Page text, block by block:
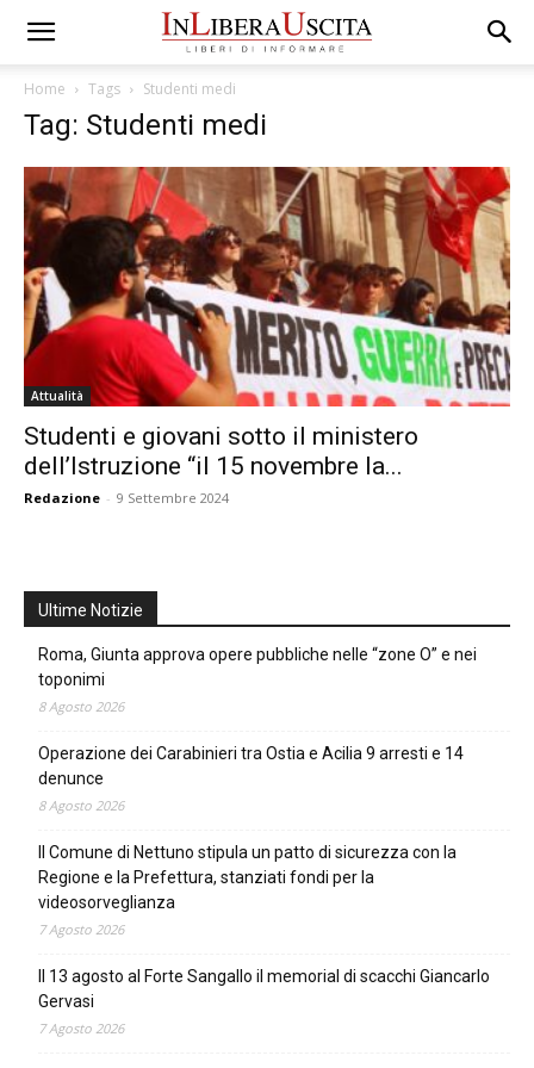
Home Tags Studenti medi
Tag: Studenti medi
Attualità
Studenti e giovani sotto il ministero
dell’Istruzione “il 15 novembre la...
Redazione - 9 Settembre 2024
Ultime Notizie
Roma, Giunta approva opere pubbliche nelle “zone O” e nei
toponimi
8 Agosto 2026
Operazione dei Carabinieri tra Ostia e Acilia 9 arresti e 14
denunce
8 Agosto 2026
Il Comune di Nettuno stipula un patto di sicurezza con la
Regione e la Prefettura, stanziati fondi per la
videosorveglianza
7 Agosto 2026
Il 13 agosto al Forte Sangallo il memorial di scacchi Giancarlo
Gervasi
7 Agosto 2026